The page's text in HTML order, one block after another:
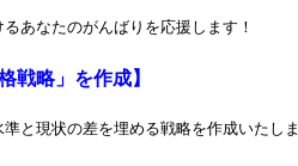
あなたのがんばりを応援します！
戦略」を作成】
と現状の差を埋める戦略を作成いたし